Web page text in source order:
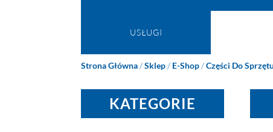
USŁUGI
Strona Główna /Sklep / E-Shop /Części Do
KATEGORIE